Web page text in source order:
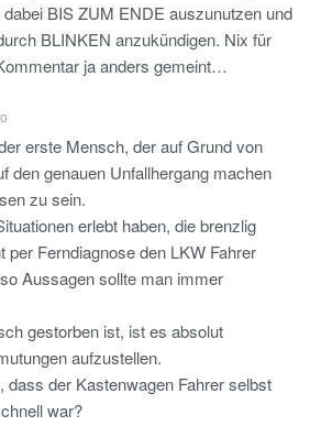
BIS ZUM ENDE auszunutzen und
BLINKEN anzukündigen. Nix für
ja anders gemeint…
erste Mensch, der auf Grund von
den genauen Unfallhergang machen
zu sein.
erlebt haben, die brenzlig
per Ferndiagnose den LKW Fahrer
Aussagen sollte man immer
gestorben ist, ist es absolut
aufzustellen.
dass der Kastenwagen Fahrer selbst
war?